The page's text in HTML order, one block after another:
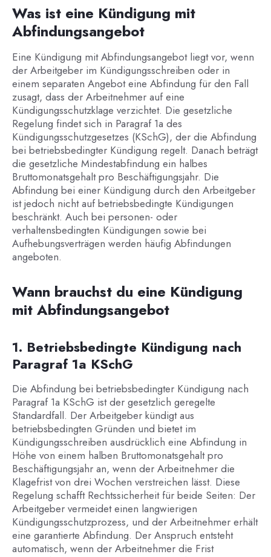
Was ist eine Kündigung mit
Abfindungsangebot
Eine Kündigung mit Abfindungsangebot liegt vor, wenn
der Arbeitgeber im Kündigungsschreiben oder in
einem separaten Angebot eine Abfindung für den Fall
zusagt, dass der Arbeitnehmer auf eine
Kündigungsschutzklage verzichtet. Die gesetzliche
Regelung findet sich in Paragraf 1a des
Kündigungsschutzgesetzes (KSchG), der die Abfindung
bei betriebsbedingter Kündigung regelt. Danach beträgt
die gesetzliche Mindestabfindung ein halbes
Bruttomonatsgehalt pro Beschäftigungsjahr. Die
Abfindung bei einer Kündigung durch den Arbeitgeber
ist jedoch nicht auf betriebsbedingte Kündigungen
beschränkt. Auch bei personen- oder
verhaltensbedingten Kündigungen sowie bei
Aufhebungsverträgen werden häufig Abfindungen
angeboten.
Wann brauchst du eine Kündigung
mit Abfindungsangebot
1. Betriebsbedingte Kündigung nach
Paragraf 1a KSchG
Die Abfindung bei betriebsbedingter Kündigung nach
Paragraf 1a KSchG ist der gesetzlich geregelte
Standardfall. Der Arbeitgeber kündigt aus
betriebsbedingten Gründen und bietet im
Kündigungsschreiben ausdrücklich eine Abfindung in
Höhe von einem halben Bruttomonatsgehalt pro
Beschäftigungsjahr an, wenn der Arbeitnehmer die
Klagefrist von drei Wochen verstreichen lässt. Diese
Regelung schafft Rechtssicherheit für beide Seiten: Der
Arbeitgeber vermeidet einen langwierigen
Kündigungsschutzprozess, und der Arbeitnehmer erhält
eine garantierte Abfindung. Der Anspruch entsteht
automatisch, wenn der Arbeitnehmer die Frist